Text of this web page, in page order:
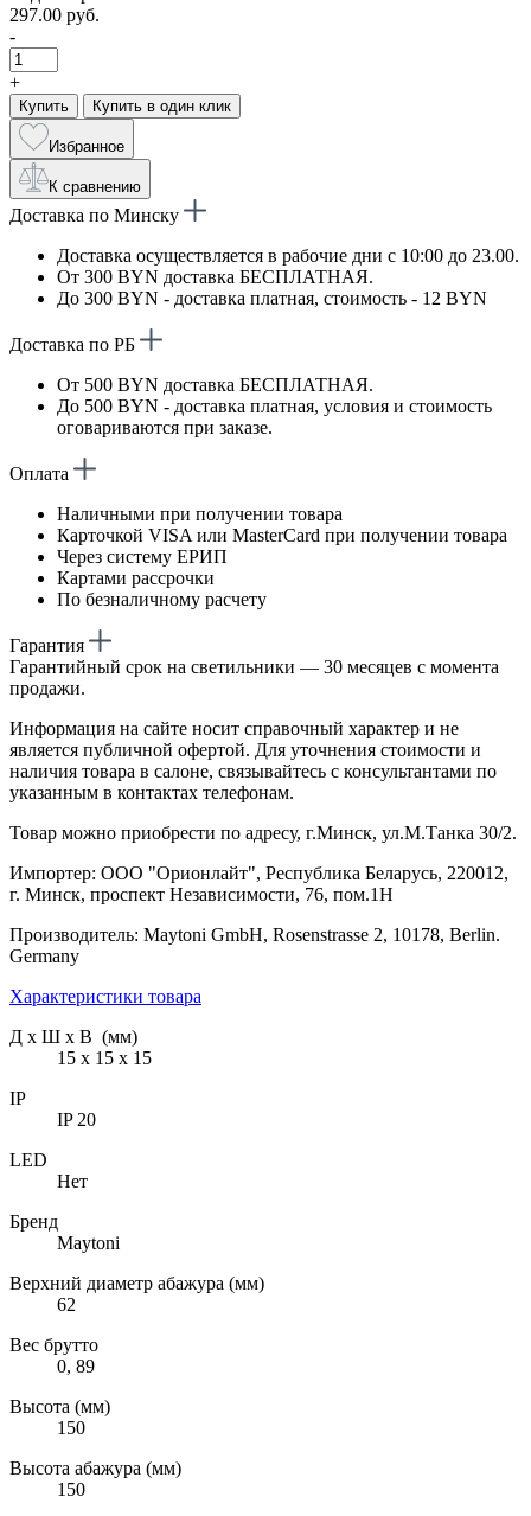
297.00 руб.
-
+
Купить Купить в один клик
Избранное
К сравнению
Доставка по Минску
Доставка осуществляется в рабочие дни с 10:00 до 23.00.
От 300 BYN доставка БЕСПЛАТНАЯ.
До 300 BYN - доставка платная, стоимость - 12 BYN
Доставка по РБ
От 500 BYN доставка БЕСПЛАТНАЯ.
До 500 BYN - доставка платная, условия и стоимость
оговариваются при заказе.
Оплата
Наличными при получении товара
Карточкой VISA или MasterCard при получении товара
Через систему ЕРИП
Картами рассрочки
По безналичному расчету
Гарантия
Гарантийный срок на светильники — 30 месяцев с момента
продажи.
Информация на сайте носит справочный характер и не
является публичной офертой. Для уточнения стоимости и
наличия товара в салоне, связывайтесь с консультантами по
указанным в контактах телефонам.
Товар можно приобрести по адресу, г.Минск, ул.М.Танка 30/2.
Импортер: ООО "Орионлайт", Республика Беларусь, 220012,
г. Минск, проспект Независимости, 76, пом.1Н
Производитель: Maytoni GmbH, Rosenstrasse 2, 10178, Berlin.
Germany
Характеристики товара
Д х Ш х В (мм)
15 х 15 х 15
IP
IP 20
LED
Нет
Бренд
Maytoni
Верхний диаметр абажура (мм)
62
Вес брутто
0, 89
Высота (мм)
150
Высота абажура (мм)
150